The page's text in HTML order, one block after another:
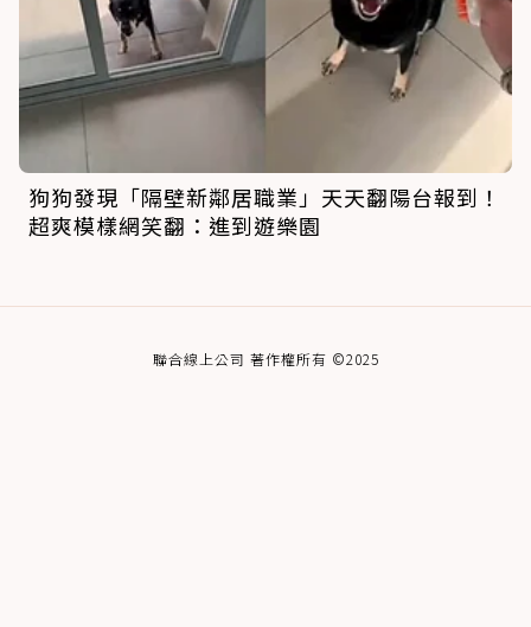
狗狗發現「隔壁新鄰居職業」天天翻陽台報到！
超爽模樣網笑翻：進到遊樂園
聯合線上公司 著作權所有 ©2025